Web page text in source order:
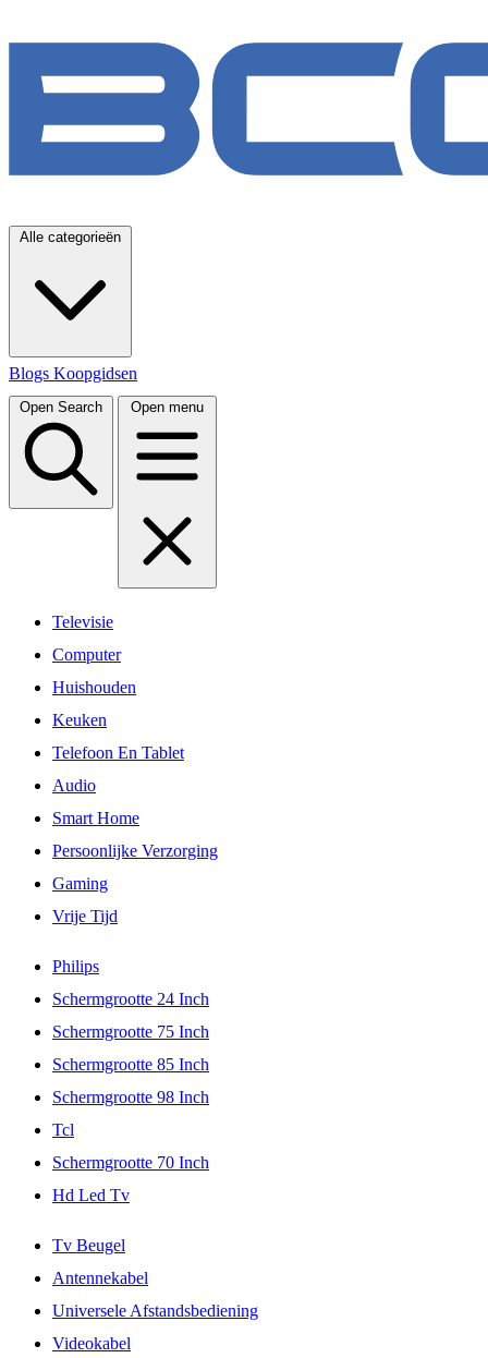
Alle categorieën
Blogs Koopgidsen
Open Search Open menu
Televisie
Computer
Huishouden
Keuken
Telefoon En Tablet
Audio
Smart Home
Persoonlijke Verzorging
Gaming
Vrije Tijd
Philips
Schermgrootte 24 Inch
Schermgrootte 75 Inch
Schermgrootte 85 Inch
Schermgrootte 98 Inch
Tcl
Schermgrootte 70 Inch
Hd Led Tv
Tv Beugel
Antennekabel
Universele Afstandsbediening
Videokabel